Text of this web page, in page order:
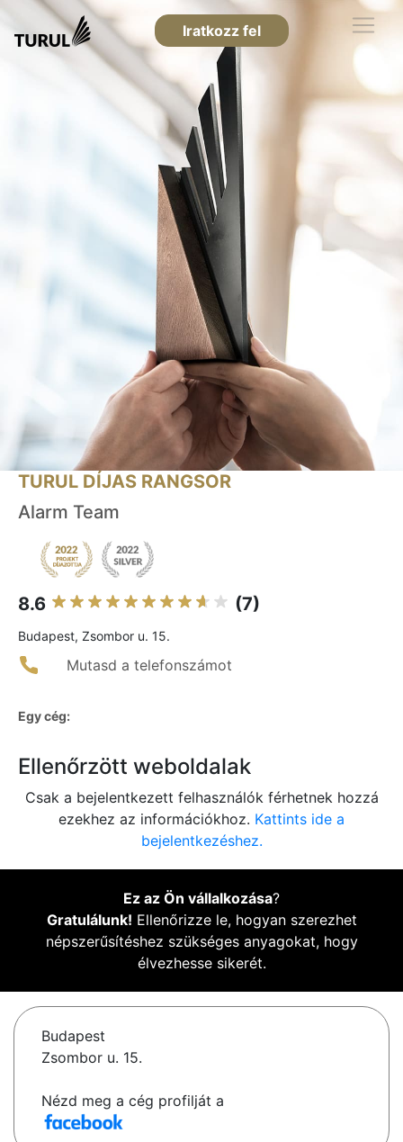
Iratkozz fel
TURUL DÍJAS RANGSOR
Alarm Team
8.6 (7)
Budapest, Zsombor u. 15.
Mutasd a telefonszámot
Egy cég:
Ellenőrzött weboldalak
Csak a bejelentkezett felhasználók férhetnek hozzá
ezekhez az információkhoz. Kattints ide a
bejelentkezéshez.
Ez az Ön vállalkozása?
Gratulálunk! Ellenőrizze le, hogyan szerezhet
népszerűsítéshez szükséges anyagokat, hogy
élvezhesse sikerét.
Budapest
Zsombor u. 15.
Nézd meg a cég profilját a